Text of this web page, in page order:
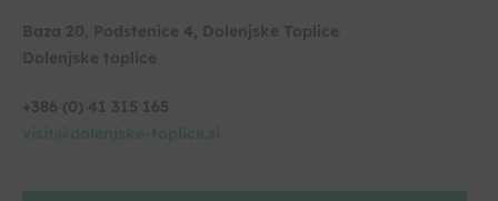
Baza 20, Podstenice 4, Dolenjske Toplice
Dolenjske toplice
+386 (0) 41 315 165